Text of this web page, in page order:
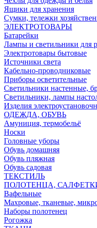
Ящики для хранения
Сумки, тележки
ЭЛЕКТРОТОВАРЫ
Батарейки
Лампы и светильники для
Электротовары бытовые
Источники света
Кабельно-проводниковые
Приборы осветительные
Светильники настенные,
Светильники, лампы
Изделия
ОДЕЖДА, ОБУВЬ
Амуниция, термобельё
Носки
Головные уборы
Обувь домашняя
Обувь пляжная
Обувь садовая
ТЕКСТИЛЬ
ПОЛОТЕНЦА,
Вафельные
Махровые, тканевые,
Наборы полотенец
Рогожка